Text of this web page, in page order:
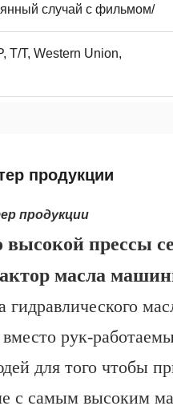
случай с фильмом/
T/T, Western Union,
продукции
продукции
высокой прессы
масла
гидравлического
рук-
для того чтобы
с самым высоким